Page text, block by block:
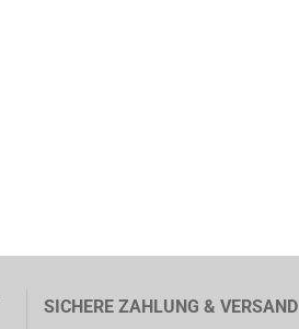
SICHERE ZAHLUNG & VERSAND